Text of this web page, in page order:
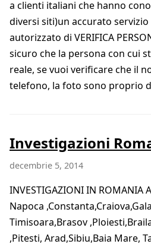
a clienti italiani che hanno
diversi siti)un accurato
autorizzato di VERIFICA
sicuro che la persona con cui
reale, se vuoi verificare che il
telefono, la foto sono proprio
Investigazioni
decembrie 5, 2014
INVESTIGAZIONI IN ROMANIA
Napoca
Timisoara,Brasov
,Pitesti, Arad,Sibiu,Baia Mare,